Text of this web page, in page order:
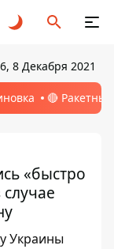
8 Декабря 2021
🔴
«быстро
Украины